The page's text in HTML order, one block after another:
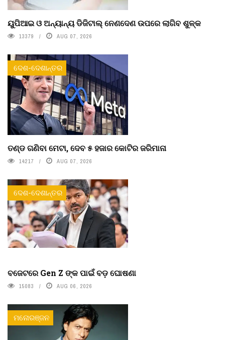
ୟୁପିଆଇ ଓ ଅନ୍ୟାନ୍ୟ ଡିଜିଟାଲ୍ ନେଣଦେଣ ଉପରେ ଲାଗିବ ଶୁଳ୍କ
13379 AUG 07, 2026
ଦେଶ-ଦେଶାନ୍ତର
ତଣ୍ଡ ଗଣିବା ମେଟା, ଦେବ ୫ ହଜାର କୋଟିର ଜରିମାନା
14217 AUG 07, 2026
ଦେଶ-ଦେଶାନ୍ତର
ବଜେଟରେ Gen Z ଙ୍କ ପାଇଁ ବଡ଼ ଘୋଷଣା
15083 AUG 06, 2026
ମନୋରଞ୍ଜନ